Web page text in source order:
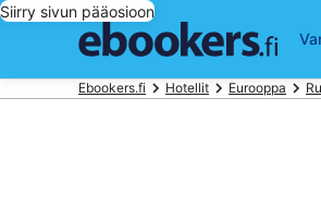
Siirry sivun pääosioon
Ebookers.fi Hotellit Eurooppa